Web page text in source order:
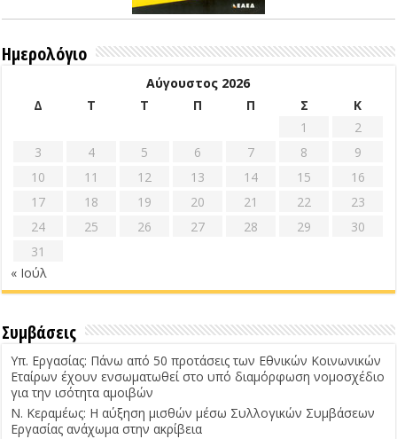
Ημερολόγιο
Αύγουστος 2026
Δ
Τ Τ Π Π Σ
Κ
1
2
3
4 5 6 7 8
9
10
11 12 13 14 15
16
17
18 19 20 21 22
23
24
25 26 27 28 29
30
31
« Ιούλ
Συμβάσεις
Υπ. Εργασίας: Πάνω από 50 προτάσεις των Εθνικών Κοινωνικών
Εταίρων έχουν ενσωματωθεί στο υπό διαμόρφωση νομοσχέδιο
για την ισότητα αμοιβών
Ν. Κεραμέως: Η αύξηση μισθών μέσω Συλλογικών Συμβάσεων
Εργασίας ανάχωμα στην ακρίβεια